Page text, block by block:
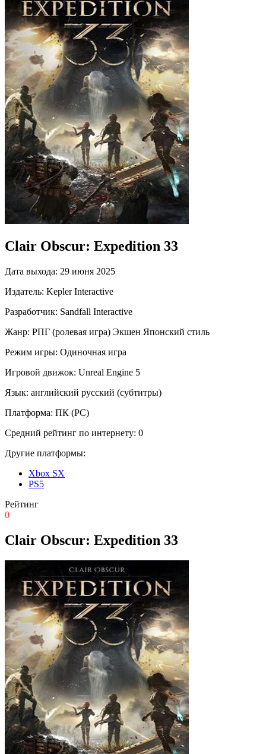
Clair Obscur: Expedition 33
Дата выхода: 29 июня 2025
Издатель: Kepler Interactive
Разработчик: Sandfall Interactive
Жанр: РПГ (ролевая игра) Экшен Японский стиль
Режим игры: Одиночная игра
Игровой движок: Unreal Engine 5
Язык: английский русский (субтитры)
Платформа: ПК (PC)
Средний рейтинг по интернету: 0
Другие платформы:
Xbox SX
PS5
Рейтинг
0
Clair Obscur: Expedition 33